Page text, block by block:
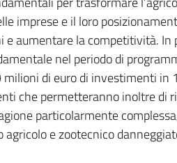
imprese e il loro
e aumentare la competitività.
nel periodo di
milioni di euro di investimenti in
che permetteranno inoltre di
particolarmente
agricolo e zootecnico